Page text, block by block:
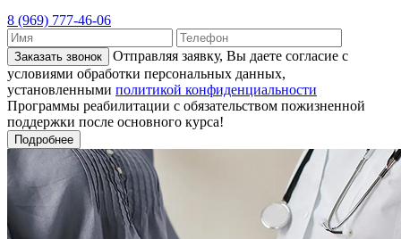
8 (969) 777-46-06
Заказать звонок
Отправляя заявку, Вы даете согласие с
условиями обработки персональных данных,
установленными политикой конфиденциальности
Программы реабилитации с обязательством пожизненной
поддержки после основного курса!
Подробнее